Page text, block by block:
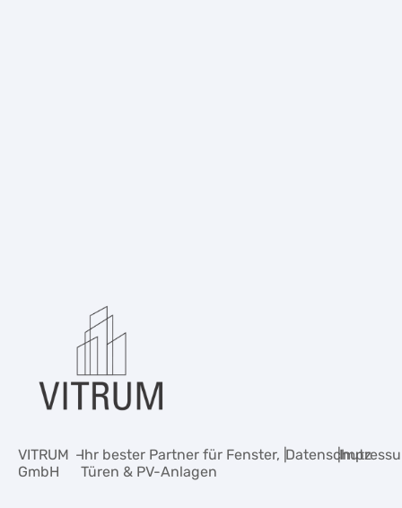
VITRUM
GmbH
–Ihr bester Partner für Fenster,
Türen & PV-Anlagen
|Datenschutz
|